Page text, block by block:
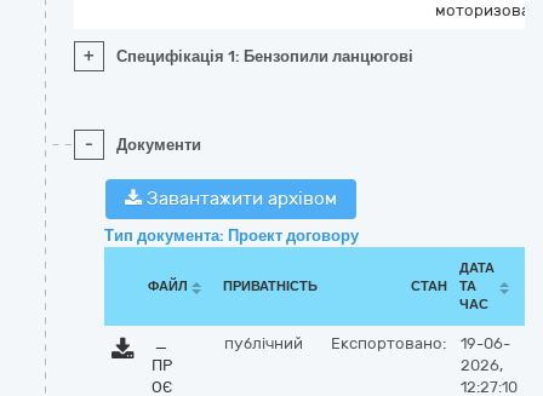
моторизовані
+ Специфікація 1: Бензопили ланцюгові
- Документи
Завантажити архівом
Тип документа: Проект договору
ФАЙЛ ПРИВАТНІСТЬ СТАН
ДАТА
ТА
ЧАС
_
ПР
ОЄ
публічний Експортовано:
19-06-
2026,
12:27:10